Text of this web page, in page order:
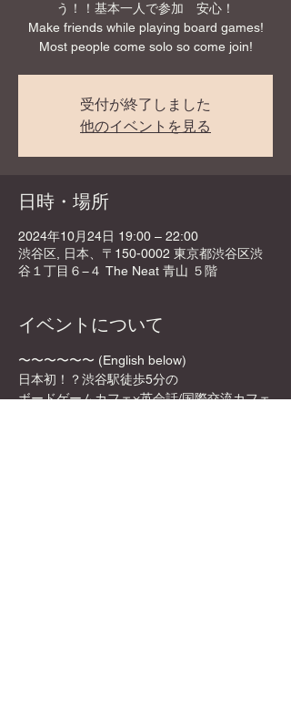
う！！基本一人で参加 安心！
Make friends while playing board games!
Most people come solo so come join!
受付が終了しました
他のイベントを見る
日時・場所
2024年10月24日 19:00 – 22:00
渋谷区, 日本、〒150-0002 東京都渋谷区渋
谷１丁目６−４ The Neat 青山 ５階
イベントについて
〜〜〜〜〜〜 (English below)
日本初！？渋谷駅徒歩5分の
ボードゲームカフェ×英会話/国際交流カフェ